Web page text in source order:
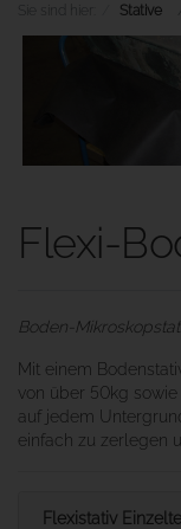
Sie sind hier: Stative
Flexi-
Boden-
Mit einem
von über 50kg
auf jedem
einfach zu zerlegen
Flexistativ